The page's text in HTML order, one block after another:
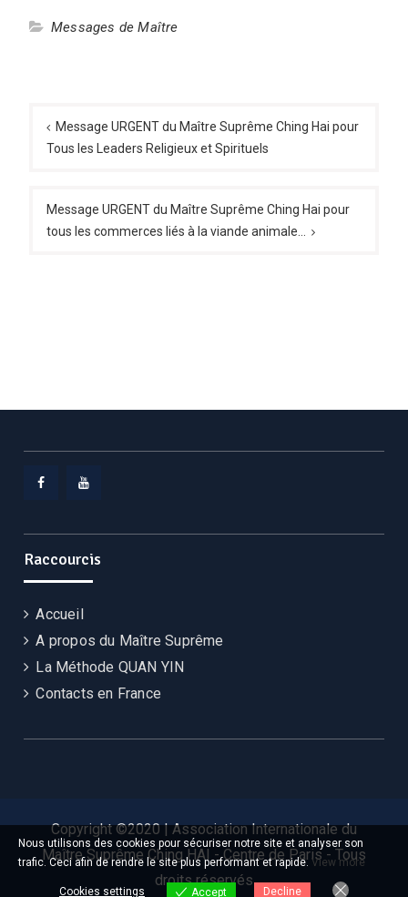
Messages de Maître
Message URGENT du Maître Suprême Ching Hai pour
Tous les Leaders Religieux et Spirituels
Message URGENT du Maître Suprême Ching Hai pour
tous les commerces liés à la viande animale…
Raccourcis
Accueil
A propos du Maître Suprême
La Méthode QUAN YIN
Contacts en France
Copyright ©2020 | Association Internationale du
Maître Suprême Ching HAI - Centre de Paris - Tous
droits réservés
Nous utilisons des cookies pour sécuriser notre site et analyser son
trafic. Ceci afin de rendre le site plus performant et rapide. View more
Cookies settings Accept Decline